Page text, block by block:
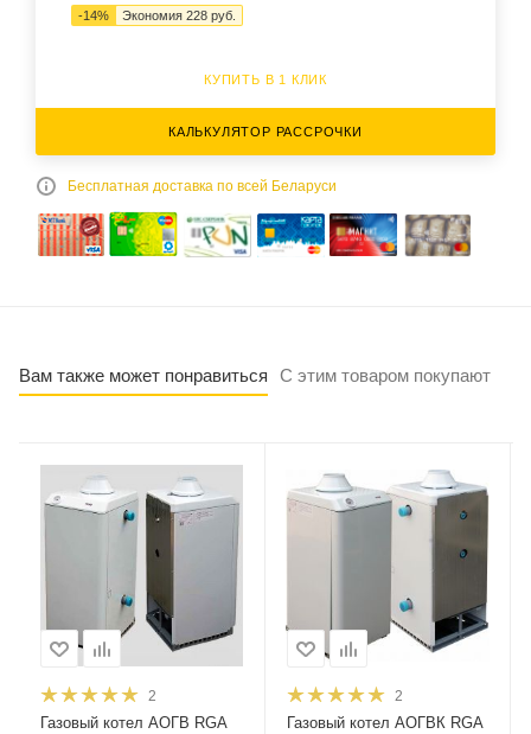
-14% Экономия 228 руб.
КУПИТЬ В 1 КЛИК
КАЛЬКУЛЯТОР РАССРОЧКИ
Бесплатная доставка по всей Беларуси
Вам также может понравиться С этим товаром покупают
2
Газовый котел АОГВ RGA
2
Газовый котел АОГВК RGA